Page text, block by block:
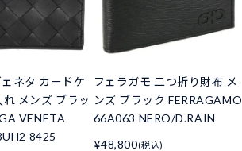
ネタ カードケ
メンズ ブラッ
VENETA
8425
フェラガモ 二つ折り財布 メ
ンズ ブラック FERRAGAMO
66A063 NERO/D.RAIN
¥48,800(税込)